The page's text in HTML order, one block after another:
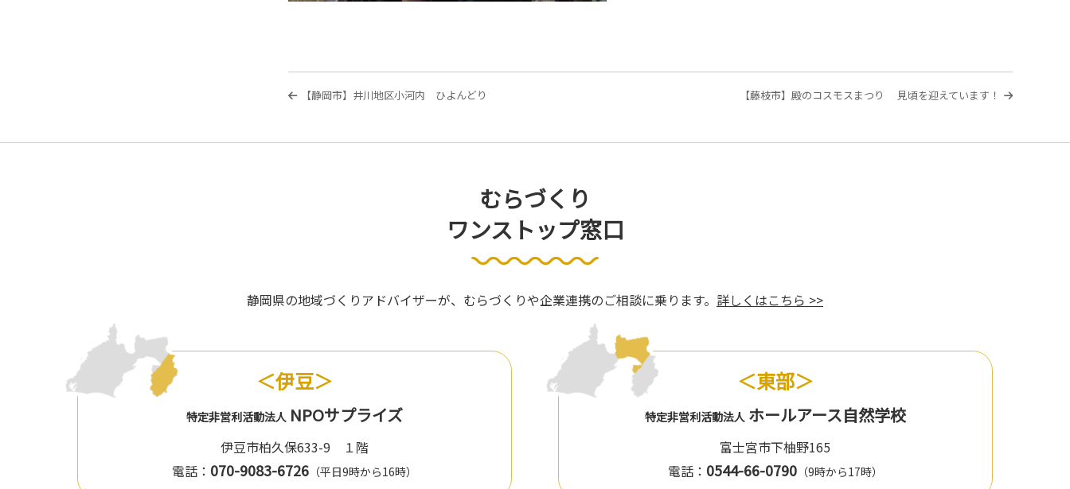
稿
過
【静岡市】井川地区小河内 ひよんどり
次
【藤枝市】殿のコスモスまつり 見頃を迎えています！
むらづくり
ワンストップ窓口
静岡県の地域づくりアドバイザーが、むらづくりや企業連携のご相談に乗ります。 詳しくはこちら >>
＜伊豆＞
特定非営利活動法人 NPOサプライズ
伊豆市柏久保633-9 １階
電話： 070-9083-6726 （平日9時から16時）
＜東部＞
特定非営利活動法人ホールアース自然学校
富士宮市下柚野165
電話： 0544-66-0790（9時から17時）